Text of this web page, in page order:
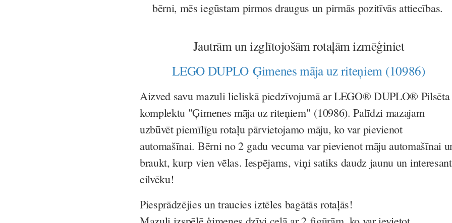
bērni, mēs iegūstam pirmos draugus un pirmās pozitīvās attiecības.
Jautrām un izglītojošām rotaļām izmēģiniet
LEGO DUPLO Ģimenes māja uz riteņiem (10986)
Aizved savu mazuli lieliskā piedzīvojumā ar LEGO® DUPLO® Pilsēta
komplektu "Ģimenes māja uz riteņiem" (10986). Palīdzi mazajam
uzbūvēt piemīlīgu rotaļu pārvietojamo māju, ko var pievienot
automašīnai. Bērni no 2 gadu vecuma var pievienot māju automašīnai
braukt, kurp vien vēlas. Iespējams, viņi satiks daudz jaunu un
cilvēku!
Piesprādzējies un traucies iztēles bagātās rotaļās!